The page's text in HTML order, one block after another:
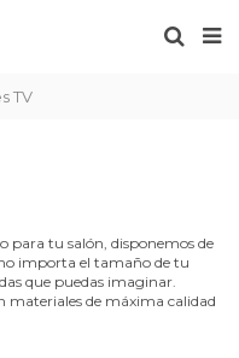
TV
para tu salón, disponemos de
importa el tamaño de tu
que puedas imaginar.
materiales de máxima calidad